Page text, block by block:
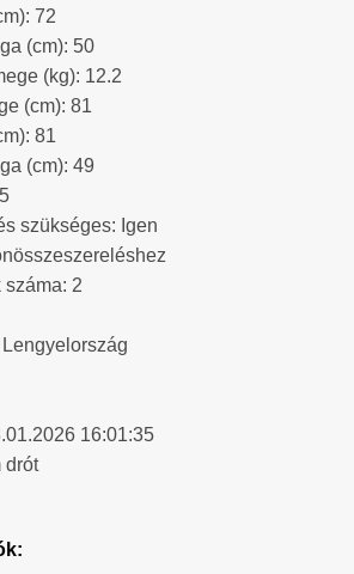
72
(cm): 50
(kg): 12.2
(cm): 81
81
(cm): 49
szükséges: Igen
száma: 2
16:01:35
drót